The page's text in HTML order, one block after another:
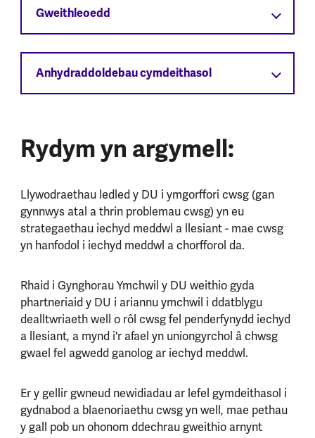
Gweithleoedd
Anhydraddoldebau cymdeithasol
Rydym yn argymell:
Llywodraethau ledled y DU i ymgorffori cwsg (gan
gynnwys atal a thrin problemau cwsg) yn eu
strategaethau iechyd meddwl a llesiant - mae cwsg
yn hanfodol i iechyd meddwl a chorfforol da.
Rhaid i Gynghorau Ymchwil y DU weithio gyda
phartneriaid y DU i ariannu ymchwil i ddatblygu
dealltwriaeth well o rôl cwsg fel penderfynydd iechyd
a llesiant, a mynd i'r afael yn uniongyrchol â chwsg
gwael fel agwedd ganolog ar iechyd meddwl.
Er y gellir gwneud newidiadau ar lefel gymdeithasol i
gydnabod a blaenoriaethu cwsg yn well, mae pethau
y gall pob un ohonom ddechrau gweithio arnynt